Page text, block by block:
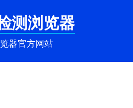
测浏览器
器官方网站